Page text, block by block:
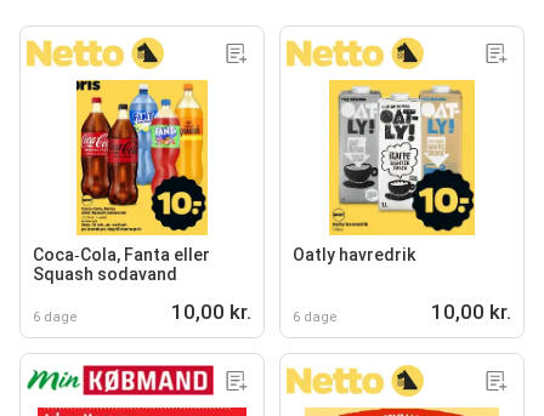
Coca‑Cola, Fanta eller
Squash sodavand
6 dage 10,00 kr.
Oatly havredrik
6 dage 10,00 kr.